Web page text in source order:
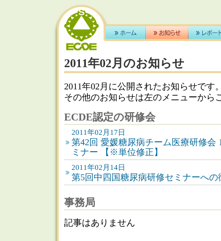
2011年02月のお知らせ
2011年02月に公開されたお知らせです
その他のお知らせは左のメニューから
ECDE認定の研修会
2011年02月17日
第42回 愛媛糖尿病チーム医療研修会
ミナー 【※単位修正】
2011年02月14日
第5回中四国糖尿病研修セミナーへの
事務局
記事はありません